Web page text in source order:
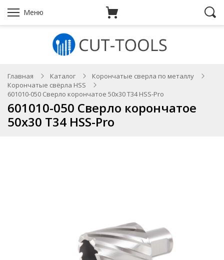
Меню
Главная Каталог
Корончатые сверла по металлу
Корончатые свёрла HSS
601010-050 Сверло корончатое 50х30 T34 HSS-Pro
601010-050 Сверло корончатое
50х30 T34 HSS-Pro